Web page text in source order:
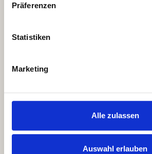
Präferenzen
Statistiken
Marketing
Alle zulassen
Auswahl erlauben